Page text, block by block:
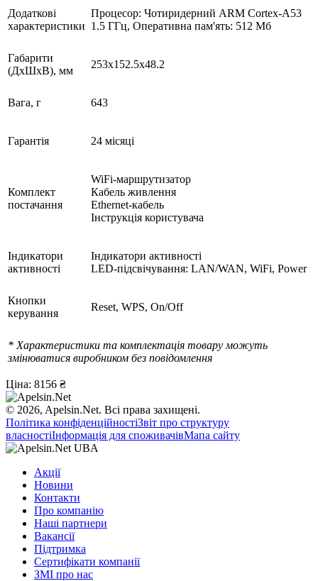
Додаткові
характеристики
Процесор: Чотиридерний ARM Cortex-A53
1.5 ГГц, Оперативна пам'ять: 512 Мб
Габарити
(ДxШxВ), мм
253x152.5x48.2
Вага, г 643
Гарантія 24 місяці
Комплект
постачання
WiFi-маршрутизатор
Кабель живлення
Ethernet-кабель
Інструкція користувача
Індикатори
активності
Індикатори активності
LED-підсвічування: LAN/WAN, WiFi, Power
Кнопки
керування
Reset, WPS, On/Off
* Характеристики та комплектація товару можуть
змінюватися виробником без повідомлення
Ціна: 8156 ₴
© 2026, Apelsin.Net. Всі права захищені.
Політика конфіденційностіЗвіт про структуру
власностіІнформація для споживачівМапа сайту
Акції
Новини
Контакти
Про компанію
Наші партнери
Вакансії
Підтримка
Сертифікати компанії
ЗМІ про нас